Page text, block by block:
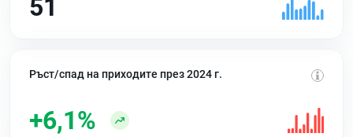
51
Ръст/спад на приходите през 2024 г.
+6,1%